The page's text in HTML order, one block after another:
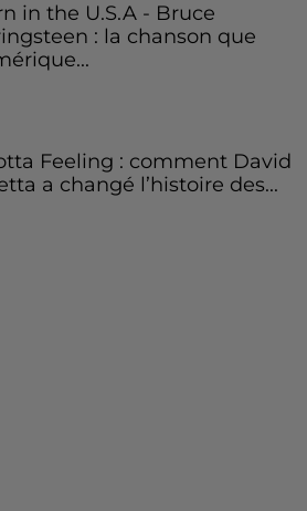
in the U.S.A - Bruce
: la chanson que
Feeling : comment David
a changé l’histoire des...